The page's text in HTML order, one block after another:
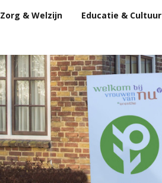
Zorg & Welzijn Educatie & Cultuur